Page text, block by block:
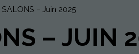
– Juin 2025
– JUIN